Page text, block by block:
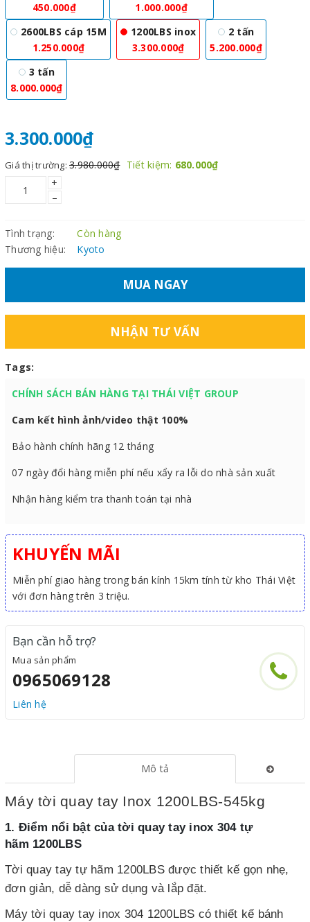
450.000₫
1.000.000₫
2600LBS cáp 15M
1.250.000₫
1200LBS inox
3.300.000₫
2 tấn
5.200.000₫
3 tấn
8.000.000₫
3.300.000₫
Giá thị trường: 3.980.000₫ Tiết kiệm: 680.000₫
+
–
Tình trạng:
Còn hàng
Thương hiệu:
Kyoto
MUA NGAY
NHẬN TƯ VẤN
Tags:
CHÍNH SÁCH BÁN HÀNG TẠI THÁI VIỆT GROUP
Cam kết hình ảnh/video thật 100%
Bảo hành chính hãng 12 tháng
07 ngày đổi hàng miễn phí nếu xẩy ra lỗi do nhà sản xuất
Nhận hàng kiểm tra thanh toán tại nhà
KHUYẾN MÃI
Miễn phí giao hàng trong bán kính 15km tính từ kho Thái Việt
với đơn hàng trên 3 triệu.
Bạn cần hỗ trợ?
Mua sản phẩm
0965069128
Liên hệ
Mô tả
Máy tời quay tay Inox 1200LBS-545kg
1. Điểm nổi bật của tời quay tay inox 304 tự
hãm 1200LBS
Tời quay tay tự hãm 1200LBS được thiết kế gọn nhẹ,
đơn giản, dễ dàng sử dụng và lắp đặt.
Máy tời quay tay inox 304 1200LBS có thiết kế bánh